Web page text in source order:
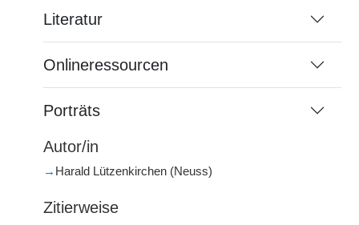
Literatur
Onlineressourcen
Porträts
Autor/in
→ Harald Lützenkirchen (Neuss)
Zitierweise